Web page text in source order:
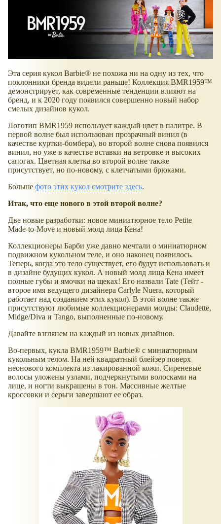
Эта серия кукол Barbie® не похожа ни на одну из тех, что
поклонники бренда видели раньше! Коллекция BMR1959™
демонстрирует, как современные тенденции влияют на
бренд, и к 2020 году появился совершенно новый набор
смелых дизайнов кукол.
Логотип BMR1959 использует каждый цвет в палитре. В
первой волне был использован прозрачный винил (в
качестве куртки-бомбера), во второй волне снова появился
винил, но уже в качестве вставки на ветровке и высоких
сапогах. Цветная клетка во второй волне также
присутствует, но по-новому, с клетчатыми брюками.
Больше фото этих кукол смотрите здесь.
Итак, что еще нового в этой второй волне?
Две новые разработки: новое миниатюрное тело Petite
Made-to-Move и новый молд лица Кена!
Коллекционеры Барби уже давно мечтали о миниатюрном
подвижном кукольном теле, и оно наконец появилось.
Теперь, когда это тело существует, его будут использовать и
в дизайне будущих кукол. А новый молд лица Кена имеет
полные губы и ямочки на щеках! Его назвали Tate (Тейт -
второе имя ведущего дизайнера Carlyle Nuera, который
работает над созданием этих кукол). В этой волне также
присутствуют любимые коллекционерами молды: Claudette,
Midge/Diva и Tango, выполненные по-новому.
Давайте взглянем на каждый из новых дизайнов.
Во-первых, кукла BMR1959™ Barbie® с миниатюрным
кукольным телом. На ней квадратный блейзер поверх
неонового комплекта из лакированной кожи. Сиреневые
волосы уложены узлами, подчеркнутыми волосками на
лице, и ногти выкрашены в тон. Массивные желтые
кроссовки и серьги завершают ее образ.